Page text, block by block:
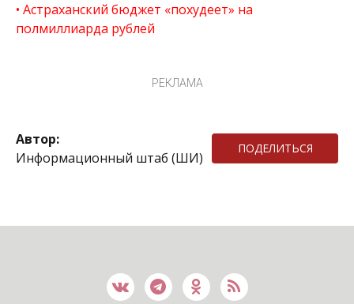
Астраханский бюджет «похудеет» на
полмиллиарда рублей
РЕКЛАМА
Автор:
Информационный штаб (ШИ)
ПОДЕЛИТЬСЯ